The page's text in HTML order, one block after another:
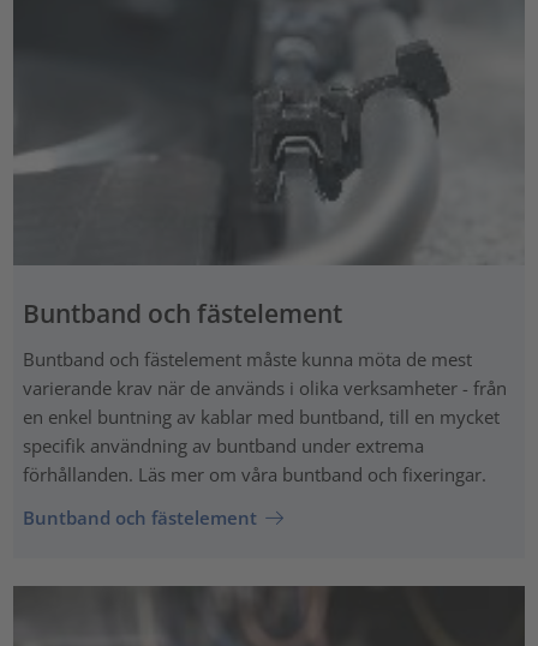
Buntband och fästelement
Buntband och fästelement måste kunna möta de mest
varierande krav när de används i olika verksamheter - från
en enkel buntning av kablar med buntband, till en mycket
specifik användning av buntband under extrema
förhållanden. Läs mer om våra buntband och fixeringar.
Buntband och fästelement